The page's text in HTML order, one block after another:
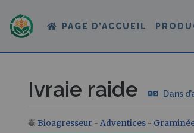
PAGE D’ACCUEIL
Ivraie raide Dans
Aller à :navigation,rechercher
Bioagresseur - Adventices -